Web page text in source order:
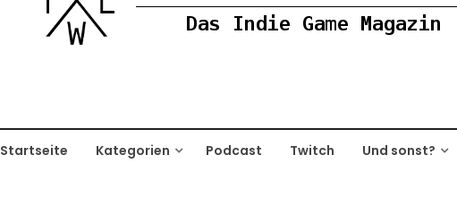
Startseite Kategorien Podcast Twitch Und sonst?